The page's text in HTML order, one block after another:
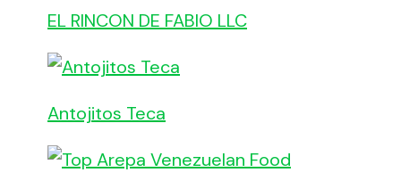
EL RINCON DE FABIO LLC
Antojitos Teca